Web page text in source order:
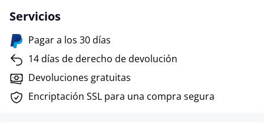
Servicios
Pagar a los 30 días
14 días de derecho de devolución
Devoluciones gratuitas
Encriptación SSL para una compra segura